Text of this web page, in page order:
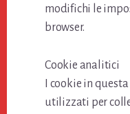
modifichi le
browser.
Cookie analitici
I cookie in
utilizzati per